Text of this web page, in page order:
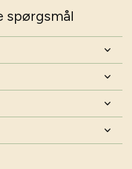
spørgsmål